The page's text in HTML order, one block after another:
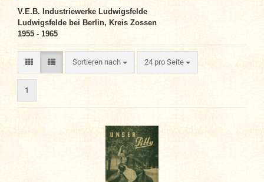
V.E.B. Industriewerke Ludwigsfelde
Ludwigsfelde bei Berlin, Kreis Zossen
1955 - 1965
Sortieren nach
Sortieren nach 24 pro Seite
pro Seite
1